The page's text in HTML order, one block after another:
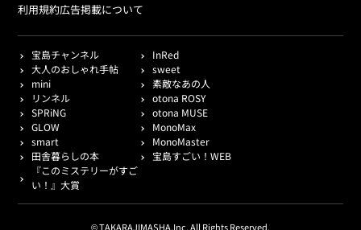
利用規約広告掲載について
宝島チャンネル
InRed
大人のおしゃれ手帖
sweet
mini
素敵なあの人
リンネル
otona ROSY
SPRiNG
otona MUSE
GLOW
MonoMax
smart
MonoMaster
田舎暮らしの本
宝島すごい！WEB
『このミステリーがすご
い！』大賞
© TAKARAJIMASHA,Inc. All Rights Reserved.